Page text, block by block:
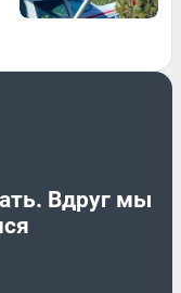
Вдруг мы